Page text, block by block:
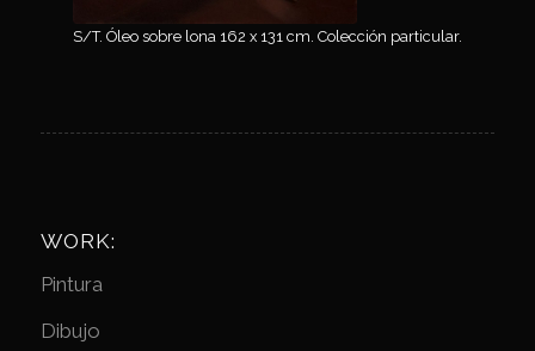
S/T. Óleo sobre lona 162 x 131 cm. Colección particular.
WORK:
Pintura
Dibujo